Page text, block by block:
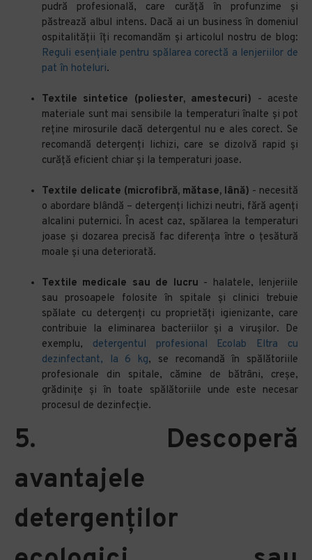
pudră profesională, care curăță în profunzime și
păstrează albul intens. Dacă ai un business în domeniul
ospitalității îți recomandăm și articolul nostru de blog:
Reguli esențiale pentru spălarea corectă a lenjeriilor de
pat în hoteluri.
Textile sintetice (poliester, amestecuri) - aceste
materiale sunt mai sensibile la temperaturi înalte și pot
reține mirosurile dacă detergentul nu e ales corect. Se
recomandă detergenți lichizi, care se dizolvă rapid și
curăță eficient chiar și la temperaturi joase.
Textile delicate (microfibră, mătase, lână) - necesită
o abordare blândă – detergenți lichizi neutri, fără agenți
alcalini puternici. În acest caz, spălarea la temperaturi
joase și dozarea precisă fac diferența între o țesătură
moale și una deteriorată.
Textile medicale sau de lucru - halatele, lenjeriile
sau prosoapele folosite în spitale și clinici trebuie
spălate cu detergenți cu proprietăți igienizante, care
contribuie la eliminarea bacteriilor și a virușilor. De
exemplu, detergentul profesional Ecolab Eltra cu
dezinfectant, la 6 kg, se recomandă în spălătoriile
profesionale din spitale, cămine de bătrâni, creșe,
grădinițe și în toate spălătoriile unde este necesar
procesul de dezinfecție.
5. Descoperă
avantajele
detergenților